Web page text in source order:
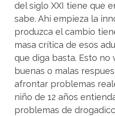
del siglo XXI tiene que
sabe. Ahí empieza la
produzca el cambio
masa crítica de esos
que diga basta. Esto no
buenas o malas
afrontar problemas
niño de 12 años
problemas de